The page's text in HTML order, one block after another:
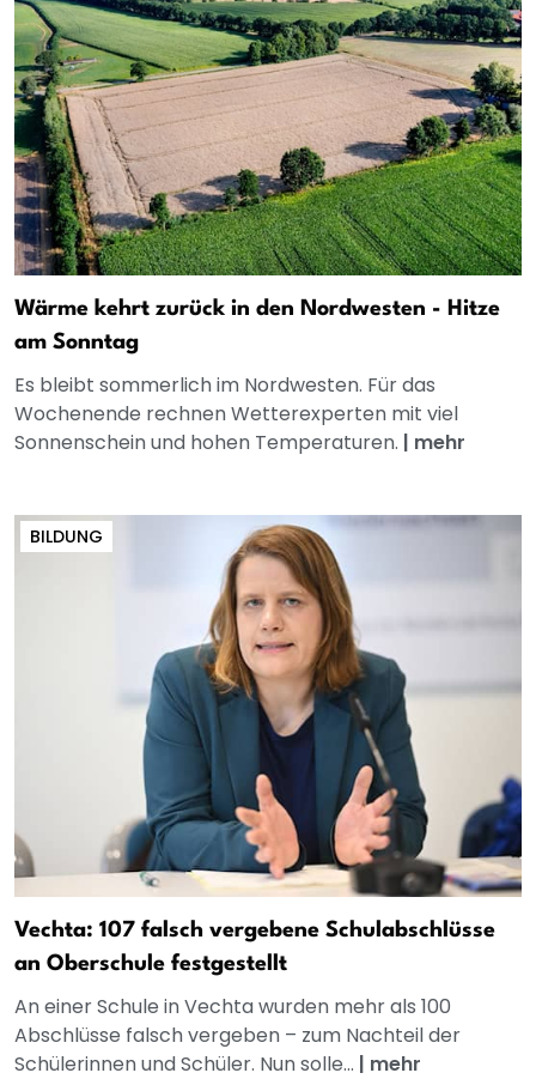
Wärme kehrt zurück in den Nordwesten - Hitze
am Sonntag
Es bleibt sommerlich im Nordwesten. Für das
Wochenende rechnen Wetterexperten mit viel
Sonnenschein und hohen Temperaturen. | mehr
BILDUNG
Vechta: 107 falsch vergebene Schulabschlüsse
an Oberschule festgestellt
An einer Schule in Vechta wurden mehr als 100
Abschlüsse falsch vergeben – zum Nachteil der
Schülerinnen und Schüler. Nun solle... | mehr